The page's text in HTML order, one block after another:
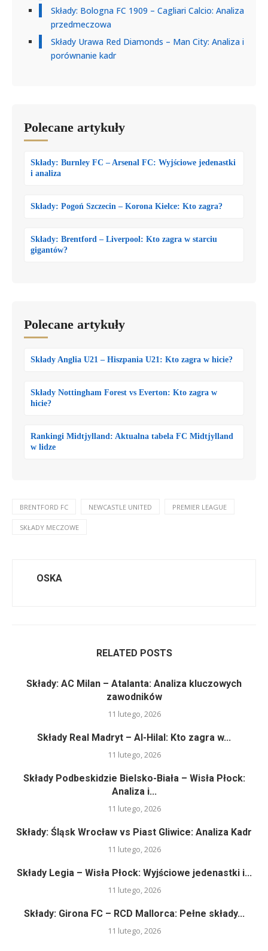
Składy: Bologna FC 1909 – Cagliari Calcio: Analiza
przedmeczowa
Składy Urawa Red Diamonds – Man City: Analiza i
porównanie kadr
Polecane artykuły
Składy: Burnley FC – Arsenal FC: Wyjściowe jedenastki
i analiza
Składy: Pogoń Szczecin – Korona Kielce: Kto zagra?
Składy: Brentford – Liverpool: Kto zagra w starciu
gigantów?
Polecane artykuły
Składy Anglia U21 – Hiszpania U21: Kto zagra w hicie?
Składy Nottingham Forest vs Everton: Kto zagra w
hicie?
Rankingi Midtjylland: Aktualna tabela FC Midtjylland
w lidze
BRENTFORD FC NEWCASTLE UNITED PREMIER LEAGUE
SKŁADY MECZOWE
OSKA
RELATED POSTS
Składy: AC Milan – Atalanta: Analiza kluczowych
zawodników
11 lutego, 2026
Składy Real Madryt – Al-Hilal: Kto zagra w...
11 lutego, 2026
Składy Podbeskidzie Bielsko-Biała – Wisła Płock:
Analiza i...
11 lutego, 2026
Składy: Śląsk Wrocław vs Piast Gliwice: Analiza Kadr
11 lutego, 2026
Składy Legia – Wisła Płock: Wyjściowe jedenastki i...
11 lutego, 2026
Składy: Girona FC – RCD Mallorca: Pełne składy...
11 lutego, 2026